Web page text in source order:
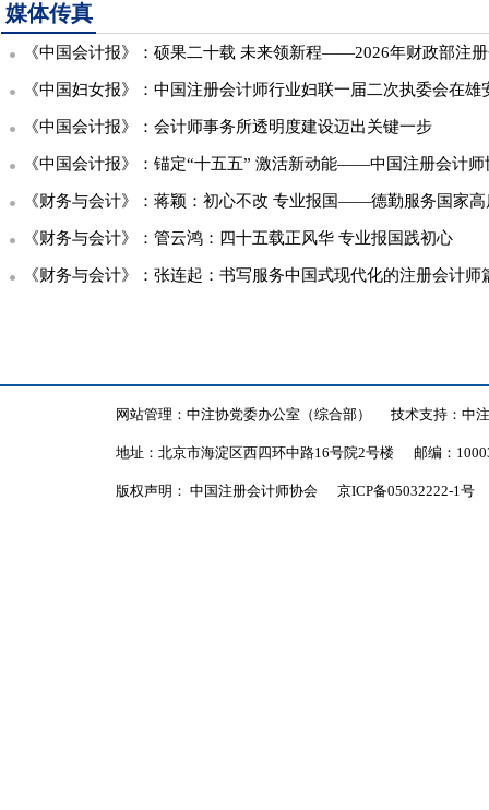
媒体传真
《中国会计报》：硕果二十载 未来领新程——2026年财政部注册会计师行业高端人才联合集中培训会计审计准
《中国妇女报》：中国注册会计师行业妇联一届二次执委会在雄
《中国会计报》：会计师事务所透明度建设迈出关键一步
《中国会计报》：锚定“十五五” 激活新动能——中国注册会计师协会第七届
《财务与会计》：蒋颖：初心不改 专业报国——德勤服务国家
《财务与会计》：管云鸿：四十五载正风华 专业报国践初心
《财务与会计》：张连起：书写服务中国式现代化的注册会计师
网站管理：中注协党委办公室（综合部） 技术支持：中
地址：北京市海淀区西四环中路16号院2号楼 邮编：
版权声明： 中国注册会计师协会 京ICP备05032222-1号